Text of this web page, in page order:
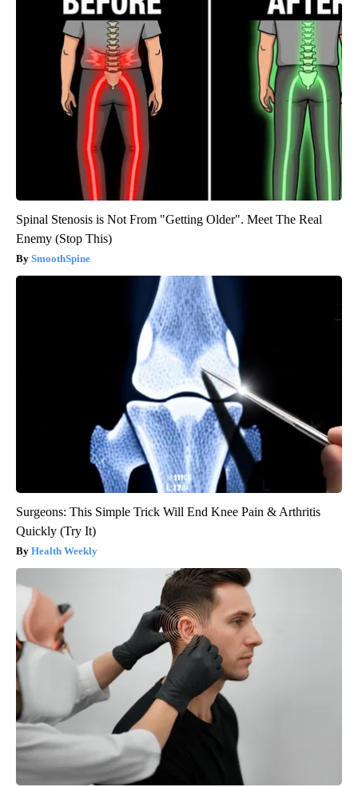
Spinal Stenosis is Not From "Getting Older". Meet The Real
Enemy (Stop This)
SmoothSpine
Surgeons: This Simple Trick Will End Knee Pain & Arthritis
Quickly (Try It)
Health Weekly